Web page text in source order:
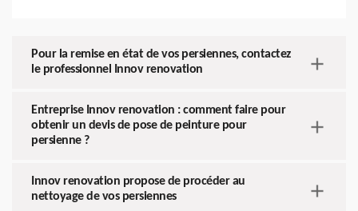
Pour la remise en état de vos persiennes, contactez
le professionnel Innov renovation
Entreprise Innov renovation : comment faire pour
obtenir un devis de pose de peinture pour
persienne ?
Innov renovation propose de procéder au
nettoyage de vos persiennes